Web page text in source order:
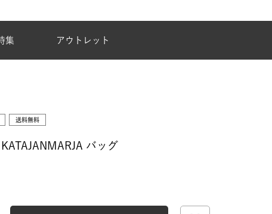
集 アウトレット
送料無料
バッグ